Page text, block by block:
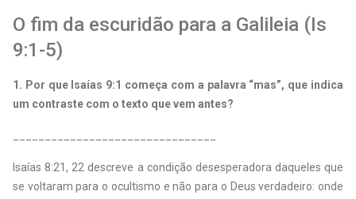
O fim da escuridão para a Galileia (Is
9:1-5)
1. Por que Isaías 9:1 começa com a palavra “mas”, que indica
um contraste com o texto que vem antes?
Isaías 8:21, 22 descreve a condição desesperadora daqueles que
se voltaram para o ocultismo e não para o Deus verdadeiro: onde